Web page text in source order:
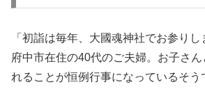
「初詣は毎年、大國魂神社でお参りし
府中市在住の40代のご夫婦。お子さ
れることが恒例行事になっているそう